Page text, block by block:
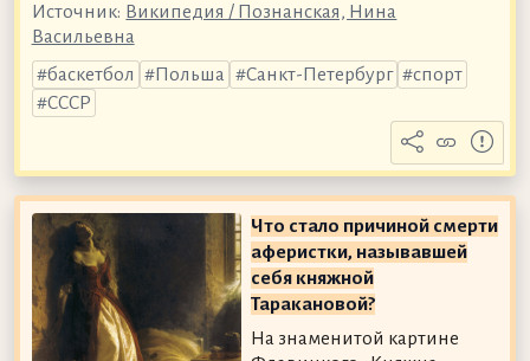
Источник: Википедия / Познанская, Нина
Васильевна
баскетбол
Польша Санкт-Петербург
спорт
СССР
Что стало причиной смерти
аферистки, называвшей
себя княжной
Таракановой?
На знаменитой картине